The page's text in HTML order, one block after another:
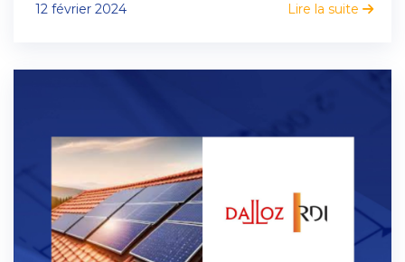
12 février 2024 Lire la suite